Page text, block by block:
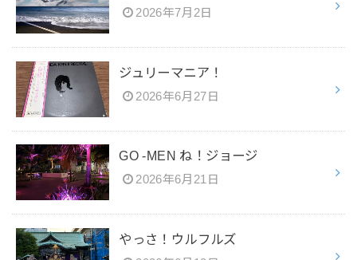
2026年7月2日
ジュリーマニア！
2026年6月27日
GO -MEN ね！ジョージ
2026年6月21日
やっさ！ウルフルズ